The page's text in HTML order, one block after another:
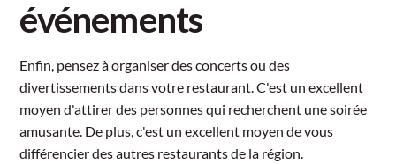
événements
Enfin, pensez à organiser des concerts ou des
divertissements dans votre restaurant. C'est un excellent
moyen d'attirer des personnes qui recherchent une soirée
amusante. De plus, c'est un excellent moyen de vous
différencier des autres restaurants de la région.